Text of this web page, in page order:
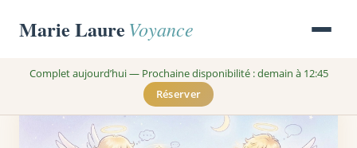
Marie Laure Voyance
Complet aujourd’hui — Prochaine disponibilité : demain à 12:45
Réserver